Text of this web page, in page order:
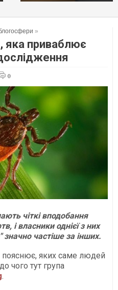
»
яка приваблює
0
чіткі вподобання
і власники однієї з них
частіше за інших.
пояснює, яких саме людей
чого тут група
.